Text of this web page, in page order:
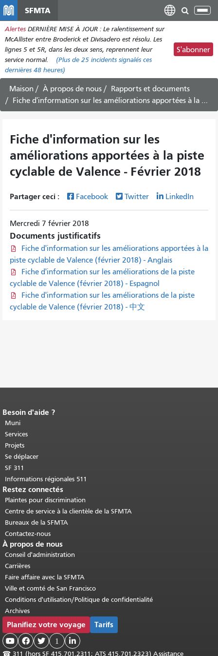
contenu
principal
SFMTA
Alertes DERNIÈRE MISE À JOUR : Le ralentissement sur
McAllister entre Broderick et Divisadero est résolu. Les
lignes 5 et 5R, dans les deux sens, reprennent leur
service normal.
(Plus de 25 incidents signalés ces
dernières 48 heures)
S'abonner
Maison À propos de nous
Rapports et documents
Fiche d'information sur les améliorations apportées à la piste cyclable de Valence - Février 2018
Fiche d'information sur les
améliorations apportées à la piste
cyclable de Valence - Février 2018
Partager ceci : Facebook Twitter LinkedIn
Mercredi 7 février 2018
Documents justificatifs
Fiche d'information sur les améliorations apportées à la
piste cyclable de Valence (février 2018) - Anglais
Fiche d'information sur les améliorations de la piste
cyclable de Valence (février 2018) - Espagnol
Fiche d'information sur les améliorations de la piste
cyclable de Valence (février 2018) - 中文
Fin du contenu de la page.
cette page se répète sur chaque page.
Retour au haut du contenu principal
Besoin d'aide ?
Muni
Services
Projets
Se déplacer
SF 311
Informations régionales 511
Restez connectés
Plaintes pour discrimination
Centre de service à la clientèle de la SFMTA
Bureaux de la SFMTA
Contactez-nous
À propos de nous
Conseil d'administration
Carrières
Faire affaire avec la SFMTA
Ville et comté de San Francisco
Conditions d'utilisation/Politique de confidentialité
Archives
Planifiez votre voyage Tarifs
   1 
☎ 311 (hors SF 415.701.2311; ATS 415.701.2323) Assistance